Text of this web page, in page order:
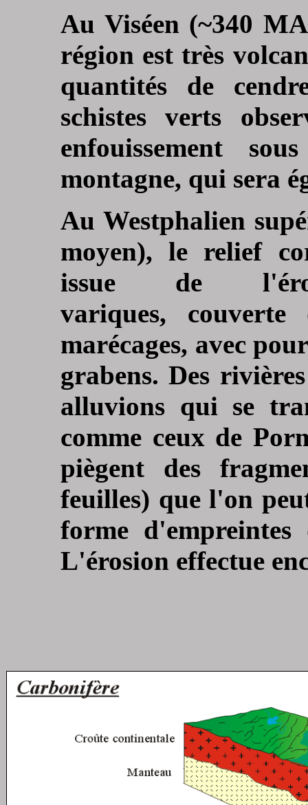
Au Viséen (~340
région est très
quantités de
schistes verts
enfouissement
montagne, qui sera
Au Westphalien
moyen), le relief
issue de
variques,
marécages, avec
grabens. Des
alluvions qui se
comme ceux de
piègent des
feuilles) que l'on
forme d'empreintes
L'érosion effectue